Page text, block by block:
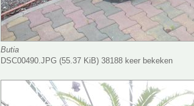
Butia
DSC00490.JPG (55.37 KiB) 38188 keer bekeken